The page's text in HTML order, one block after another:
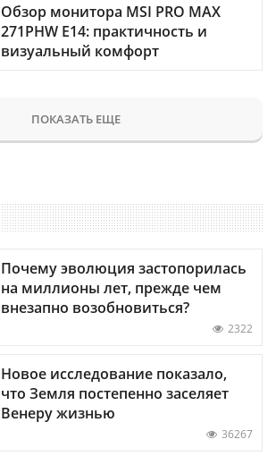
Обзор монитора MSI PRO MAX
271PHW E14: практичность и
визуальный комфорт
ПОКАЗАТЬ ЕЩЕ
Почему эволюция застопорилась
на миллионы лет, прежде чем
внезапно возобновиться?
2322
Новое исследование показало,
что Земля постепенно заселяет
Венеру жизнью
36267